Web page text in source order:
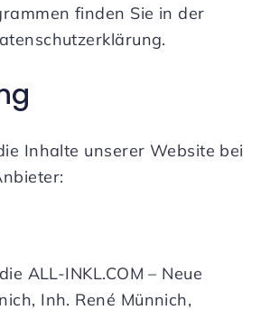
finden Sie in der
Inhalte unserer Website bei
ALL-INKL.COM – Neue
Inh. René Münnich,